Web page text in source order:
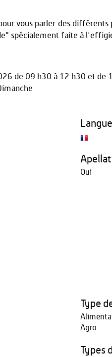
vous parler des
spécialement faite à
de 09 h30 à 12 h30 et de
Oui
Type
Agro
Types